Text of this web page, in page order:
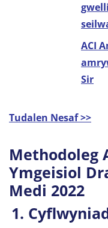
ACI
Sir
Tudalen Nesaf >>
Methodoleg
Ymgeisiol
Medi 2022
1.